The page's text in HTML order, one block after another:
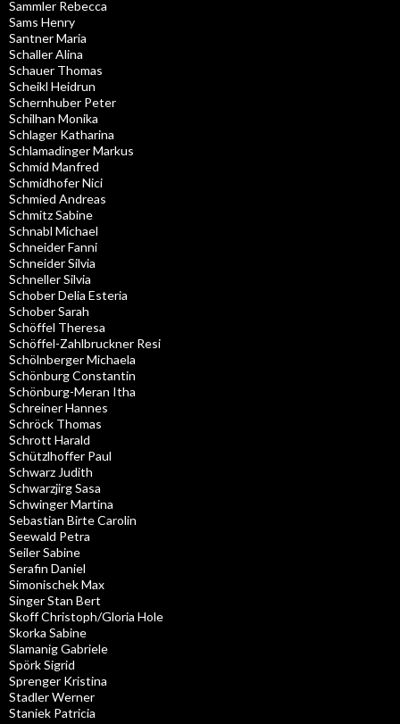
Sammler Rebecca
Sams Henry
Santner Maria
Schaller Alina
Schauer Thomas
Scheikl Heidrun
Schernhuber Peter
Schilhan Monika
Schlager Katharina
Schlamadinger Markus
Schmid Manfred
Schmidhofer Nici
Schmied Andreas
Schmitz Sabine
Schnabl Michael
Schneider Fanni
Schneider Silvia
Schneller Silvia
Schober Delia Esteria
Schober Sarah
Schöffel Theresa
Schöffel-Zahlbruckner Resi
Schölnberger Michaela
Schönburg Constantin
Schönburg-Meran Itha
Schreiner Hannes
Schröck Thomas
Schrott Harald
Schützlhoffer Paul
Schwarz Judith
Schwarzjirg Sasa
Schwinger Martina
Sebastian Birte Carolin
Seewald Petra
Seiler Sabine
Serafin Daniel
Simonischek Max
Singer Stan Bert
Skoff Christoph/Gloria Hole
Skorka Sabine
Slamanig Gabriele
Spörk Sigrid
Sprenger Kristina
Stadler Werner
Staniek Patricia